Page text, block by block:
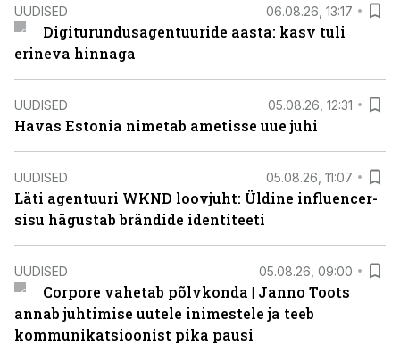
UUDISED 06.08.26, 13:17
Digiturundusagentuuride aasta: kasv tuli
erineva hinnaga
UUDISED 05.08.26, 12:31
Havas Estonia nimetab ametisse uue juhi
UUDISED 05.08.26, 11:07
Läti agentuuri WKND loovjuht: Üldine influencer-
sisu hägustab brändide identiteeti
UUDISED 05.08.26, 09:00
Corpore vahetab põlvkonda | Janno Toots
annab juhtimise uutele inimestele ja teeb
kommunikatsioonist pika pausi